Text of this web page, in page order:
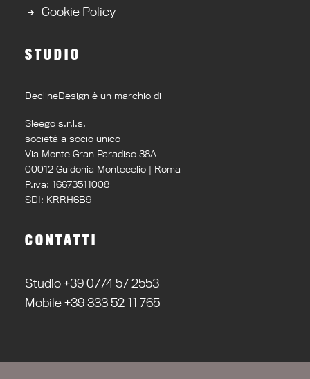
Cookie Policy
STUDIO
DeclineDesign è un marchio di
Sleego s.r.l.s.
società a socio unico
Via Monte Gran Paradiso 38A
00012 Guidonia Montecelio | Roma
P.iva: 16673511008
SDI: KRRH6B9
CONTATTI
Studio +39 0774 57 2553
Mobile +39 333 52 11 765